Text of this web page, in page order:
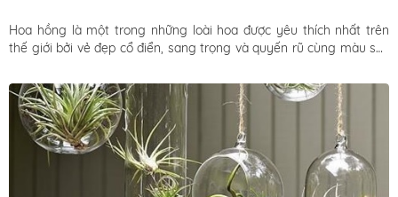
Hoa hồng là một trong những loài hoa được yêu thích nhất trên
thế giới bởi vẻ đẹp cổ điển, sang trọng và quyến rũ cùng màu sắc
tình yêu và sự lãng mạn.